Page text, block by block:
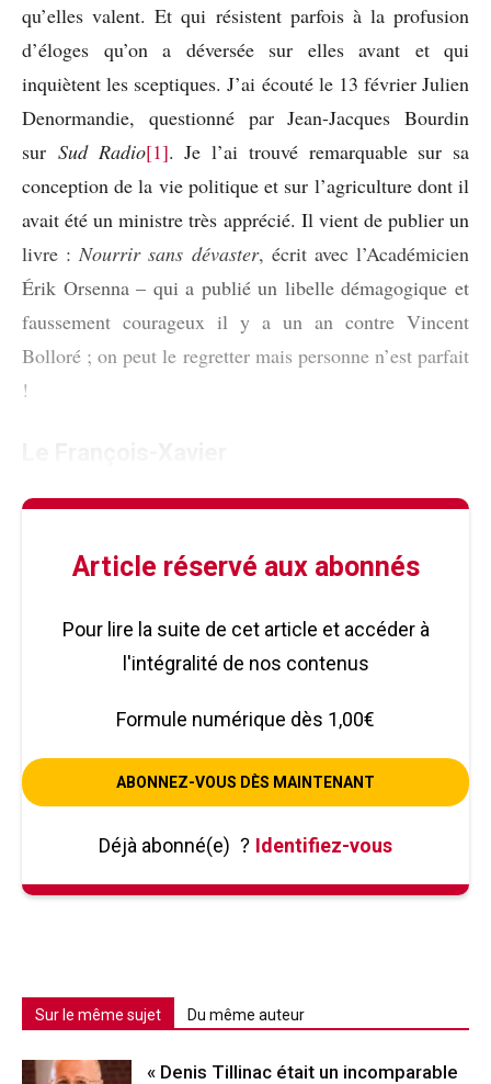
qu’elles valent. Et qui résistent parfois à la profusion
d’éloges qu’on a déversée sur elles avant et qui
inquiètent les sceptiques. J’ai écouté le 13 février Julien
Denormandie, questionné par Jean-Jacques Bourdin
sur Sud Radio[1]. Je l’ai trouvé remarquable sur sa
conception de la vie politique et sur l’agriculture dont il
avait été un ministre très apprécié. Il vient de publier un
livre : Nourrir sans dévaster, écrit avec l’Académicien
Érik Orsenna – qui a publié un libelle démagogique et
faussement courageux il y a un an contre Vincent
Bolloré ; on peut le regretter mais personne n’est parfait
!
Article réservé aux abonnés
Pour lire la suite de cet article et accéder à
l'intégralité de nos contenus
Formule numérique dès 1,00€
ABONNEZ-VOUS DÈS MAINTENANT
Déjà abonné(e) ? Identifiez-vous
Sur le même sujet Du même auteur
« Denis Tillinac était un incomparable